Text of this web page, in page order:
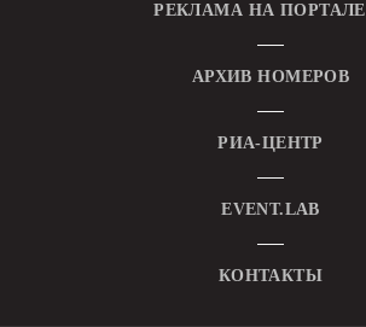
РЕКЛАМА НА ПОРТАЛЕ
АРХИВ НОМЕРОВ
РИА-ЦЕНТР
EVENT.LAB
КОНТАКТЫ